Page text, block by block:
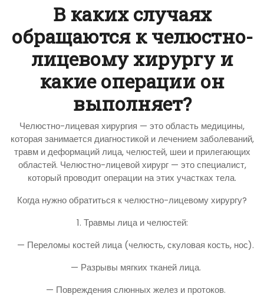
В каких случаях
обращаются к челюстно-
лицевому хирургу и
какие операции он
выполняет?
Челюстно-лицевая хирургия — это область медицины,
которая занимается диагностикой и лечением заболеваний,
травм и деформаций лица, челюстей, шеи и прилегающих
областей. Челюстно-лицевой хирург — это специалист,
который проводит операции на этих участках тела.
Когда нужно обратиться к челюстно-лицевому хирургу?
1. Травмы лица и челюстей:
— Переломы костей лица (челюсть, скуловая кость, нос).
— Разрывы мягких тканей лица.
— Повреждения слюнных желез и протоков.